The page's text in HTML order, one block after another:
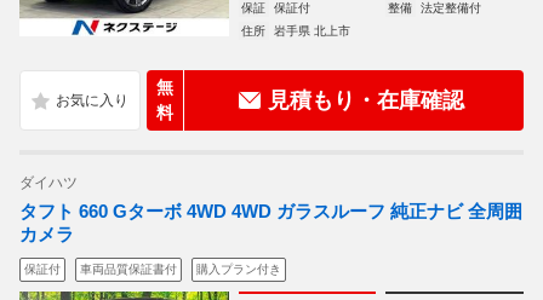
保証
保証付 整備
法定整備付
住所
岩手県 北上市
無
料
見積もり・在庫確認
ダイハツ
タフト 660 Gターボ 4WD 4WD ガラスルーフ 純正ナビ 全周囲
カメラ
保証付 車両品質保証書付 購入プラン付き